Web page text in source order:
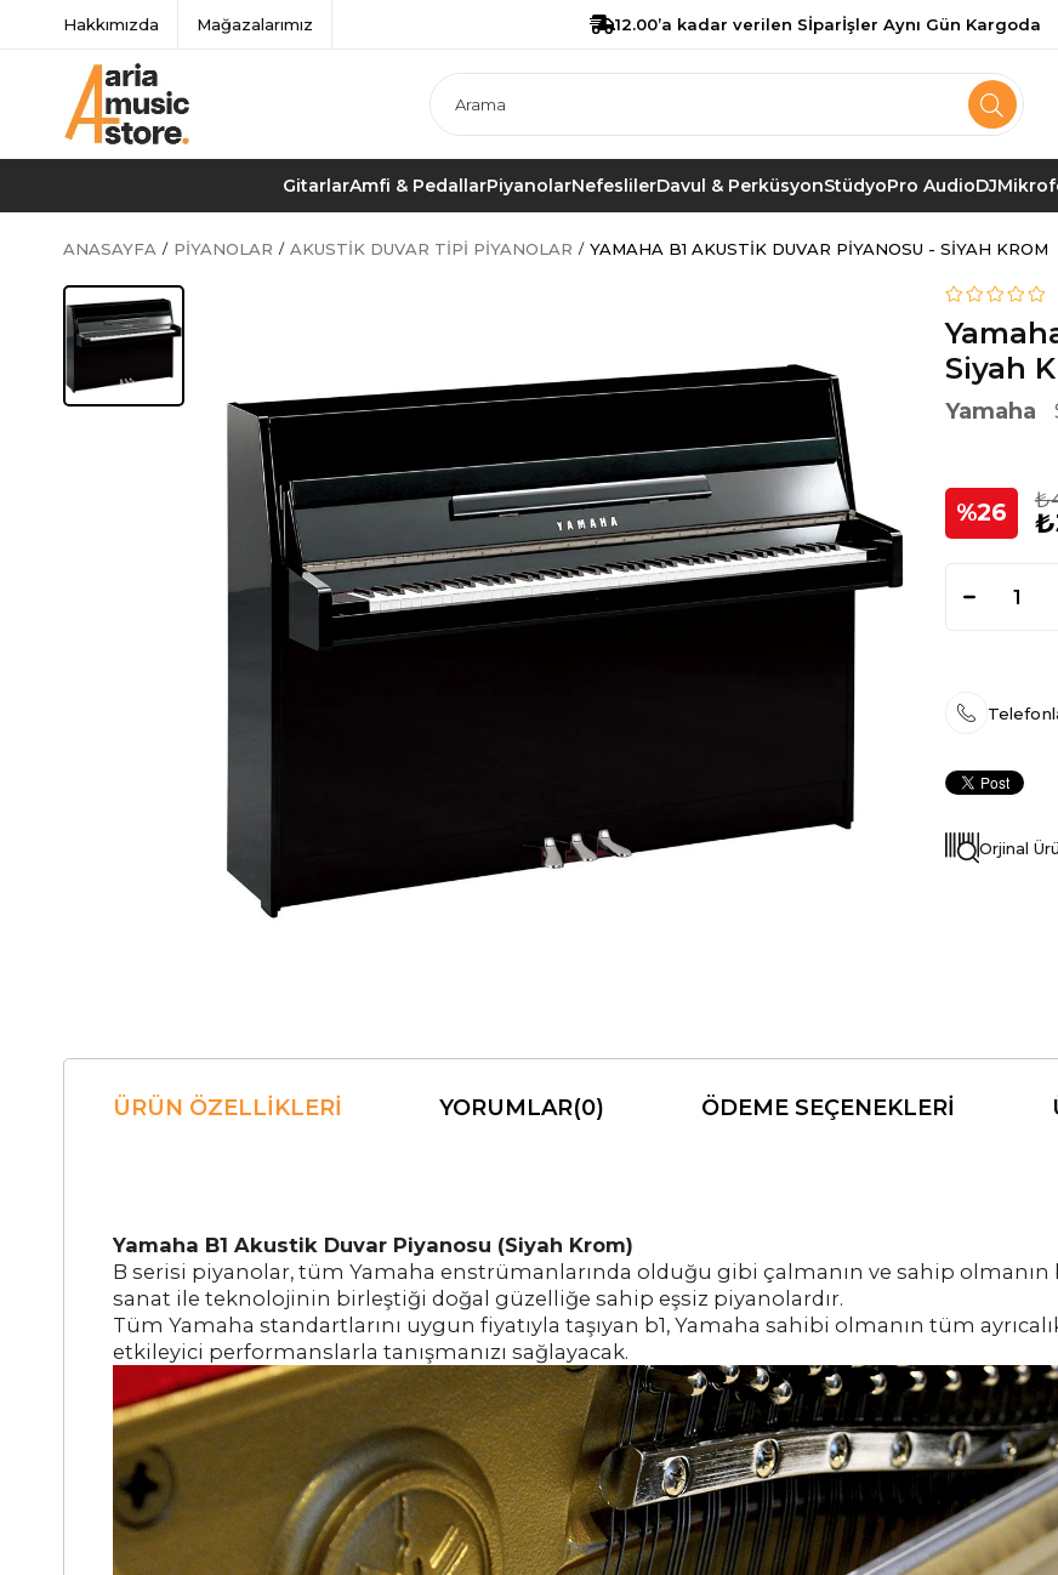
Hakkımızda Mağazalarımız 12.00’a kadar verilen Sİparİşler Aynı Gün Kargoda
GitarlarAmfi & PedallarPiyanolarNefeslilerDavul & PerküsyonStüdyoPro AudioDJ
ANASAYFA PIYANOLAR AKUSTIK DUVAR TIPI PIYANOLAR YAMAHA B1 AKUSTIK DUVAR PIYANOSU - SIYAH KROM
Siyah
Yamaha
26
Orjinal
ÜRÜN ÖZELLIKLERI YORUMLAR(0) ÖDEME SEÇENEKLERI
Yamaha B1 Akustik Duvar Piyanosu (Siyah Krom)
B serisi piyanolar, tüm Yamaha enstrümanlarında olduğu gibi çalmanın ve sahip
sanat ile teknolojinin birleştiği doğal güzelliğe sahip eşsiz piyanolardır.
Tüm Yamaha standartlarını uygun fiyatıyla taşıyan b1, Yamaha sahibi olmanın tüm
etkileyici performanslarla tanışmanızı sağlayacak.